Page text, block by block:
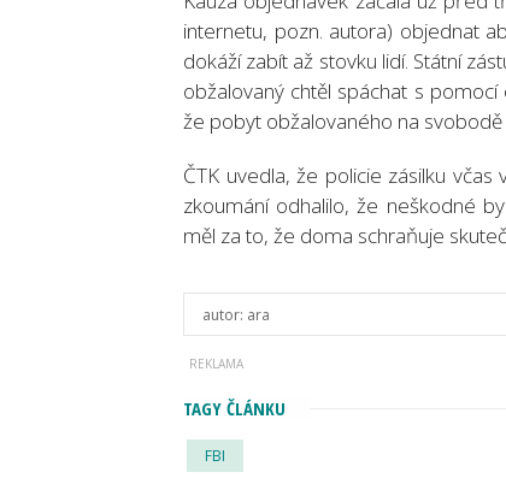
internetu, pozn. autora) objednat
dokáží zabít až stovku lidí. Státní
obžalovaný chtěl spáchat s
že pobyt obžalovaného na
ČTK uvedla, že policie zásilku
zkoumání odhalilo, že neškodné
měl za to, že doma schraňuje
autor: ara
TAGY ČLÁNKU
FBI